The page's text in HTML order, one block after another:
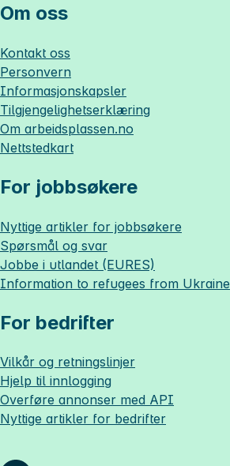
Om oss
Kontakt oss
Personvern
Informasjonskapsler
Tilgjengelighetserklæring
Om arbeidsplassen.no
Nettstedkart
For jobbsøkere
Nyttige artikler for jobbsøkere
Spørsmål og svar
Jobbe i utlandet (EURES)
Information to refugees from Ukraine
For bedrifter
Vilkår og retningslinjer
Hjelp til innlogging
Overføre annonser med API
Nyttige artikler for bedrifter